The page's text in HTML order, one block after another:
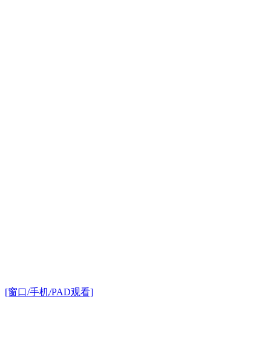
[窗口/手机/PAD观看]